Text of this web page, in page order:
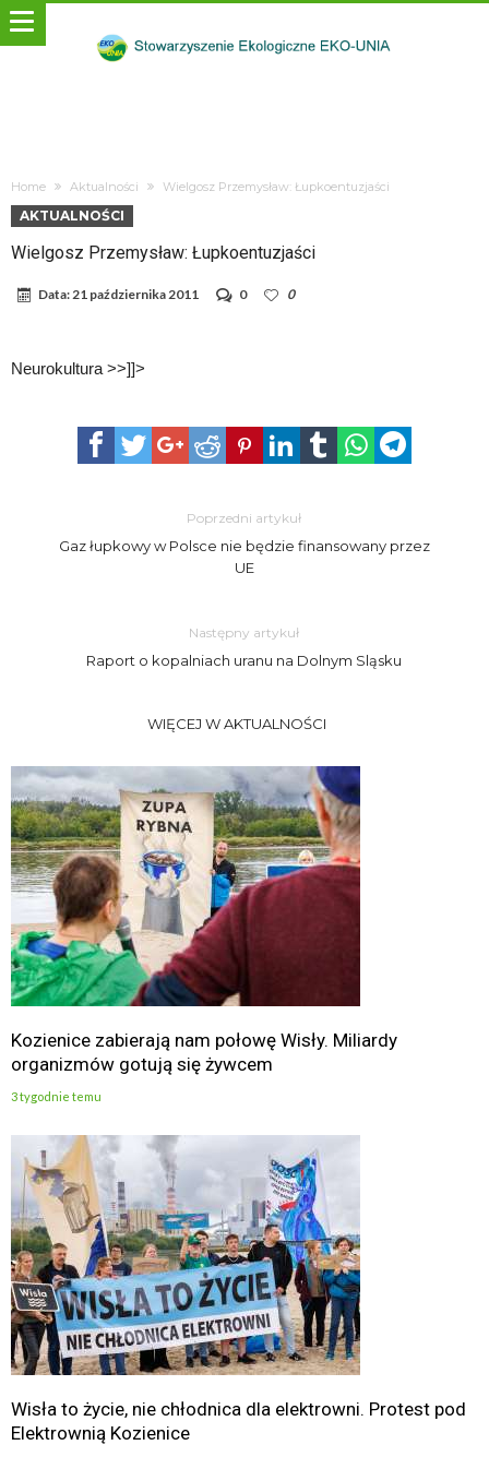
Home Aktualności Wielgosz Przemysław: Łupkoentuzjaści
AKTUALNOŚCI
Wielgosz Przemysław: Łupkoentuzjaści
Data:21 października 2011 0 0
Neurokultura >>]]>
Poprzedni artykuł
Gaz łupkowy w Polsce nie będzie finansowany przez
UE
Następny artykuł
Raport o kopalniach uranu na Dolnym Sląsku
WIĘCEJ W AKTUALNOŚCI
Kozienice zabierają nam połowę Wisły. Miliardy
organizmów gotują się żywcem
3 tygodnie temu
Wisła to życie, nie chłodnica dla elektrowni. Protest pod
Elektrownią Kozienice